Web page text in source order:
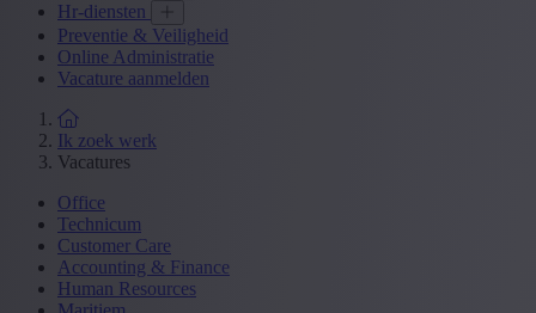
Hr-diensten
Preventie & Veiligheid
Online Administratie
Vacature aanmelden
Ik zoek werk
Vacatures
Office
Technicum
Customer Care
Accounting & Finance
Human Resources